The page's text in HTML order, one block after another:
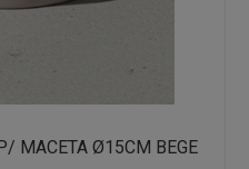
MACETA Ø15CM BEGE